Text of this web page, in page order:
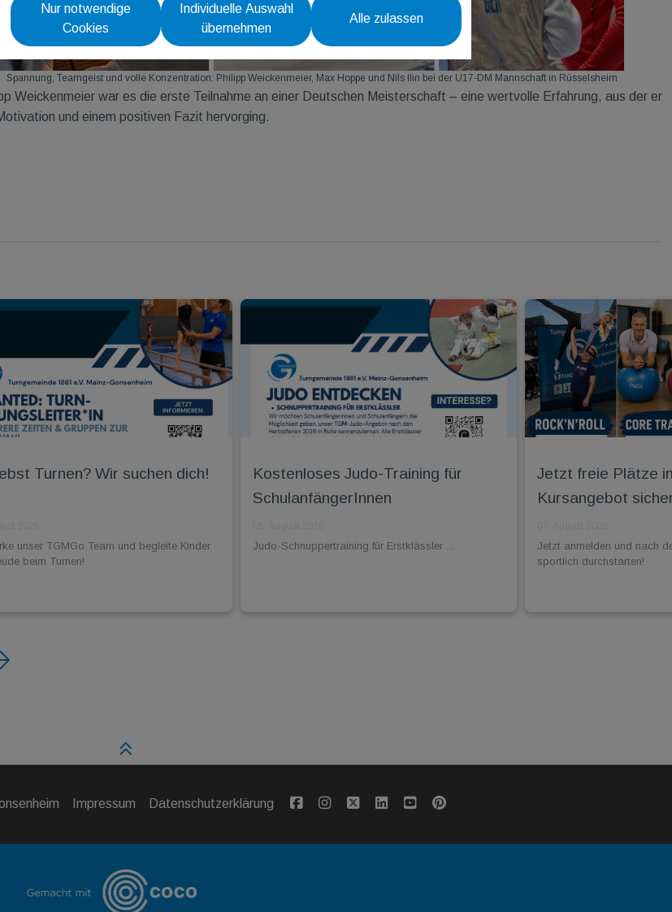
Spannung, Teamgeist und volle Konzentration: Philipp Weickenmeier, Max Hoppe und Nils Ilin bei der U17-DM Mannschaft in Rüsselsheim
Weickenmeier war es die erste Teilnahme an einer Deutschen Meisterschaft – eine wertvolle Erfahrung, aus der er
und einem positiven Fazit hervorging.
Turnen? Wir suchen dich!
unser TGMGo Team und begleite Kinder
beim Turnen!
Kostenloses Judo-Training für
SchulanfängerInnen
Judo-Schnuppertraining für Erstklässler ...
Jetzt freie Plätze
Kursangebot
Jetzt anmelden und nach
sportlich durchstarten!
Next
Impressum Datenschutzerklärung
Nur notwendige
Cookies
Individuelle Auswahl
übernehmen
Alle zulassen